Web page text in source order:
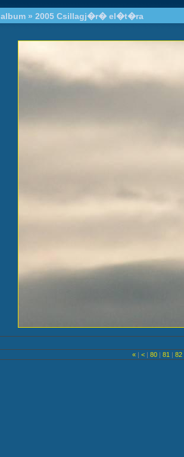
album » 2005 Csillagj�r� el�t�ra
« | < | 80 | 81 | 82